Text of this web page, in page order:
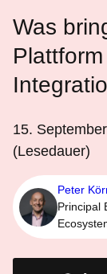
Was
15.
(Lesedauer)
Peter
Principal